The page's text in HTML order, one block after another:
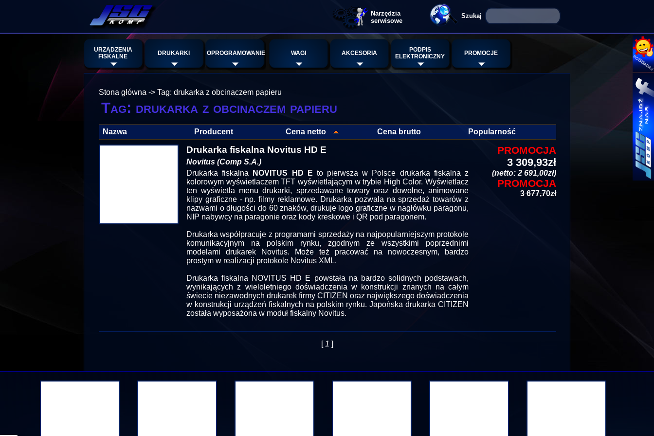
Narzędzia
serwisowe
URZĄDZENIA
FISKALNE
DRUKARKI OPROGRAMOWANIE WAGI AKCESORIA
PODPIS
ELEKTRONICZNY
PROMOCJE
Stona główna -> Tag: drukarka z obcinaczem papieru
Tag: drukarka z obcinaczem papieru
Nazwa Producent Cena netto Cena brutto Popularność
Drukarka fiskalna Novitus HD E
Novitus (Comp S.A.)
Drukarka fiskalna
NOVITUS HD E to pierwsza w Polsce drukarka fiskalna z
kolorowym wyświetlaczem TFT wyświetlającym w trybie High Color. Wyświetlacz
ten wyświetla menu drukarki, sprzedawane towary oraz dowolne, animowane
klipy graficzne - np. filmy reklamowe. Drukarka pozwala na sprzedaż towarów z
nazwami o długości do 60 znaków, drukuje logo graficzne w nagłówku paragonu,
NIP nabywcy na paragonie oraz kody kreskowe i QR pod paragonem.
Drukarka współpracuje z programami sprzedaży na najpopularniejszym protokole
komunikacyjnym na polskim rynku, zgodnym ze wszystkimi poprzednimi
modelami drukarek Novitus. Może też pracować na nowoczesnym, bardzo
prostym w realizacji protokole Novitus XML.
Drukarka fiskalna NOVITUS HD E powstała na bardzo solidnych podstawach,
wynikających z wieloletniego doświadczenia w konstrukcji znanych na całym
świecie niezawodnych drukarek firmy CITIZEN oraz największego doświadczenia
w konstrukcji urządzeń fiskalnych na polskim rynku. Japońska drukarka CITIZEN
została wyposażona w moduł fiskalny Novitus.
PROMOCJA
3 309,93zł
(netto: 2 691,00zł)
PROMOCJA
3 677,70zł
[1 ]